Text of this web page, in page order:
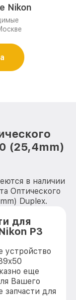
Nikon
(25,4mm)
в наличии
Оптического
Duplex.
для
P3
устройство
еще
Вашего
запчасти для